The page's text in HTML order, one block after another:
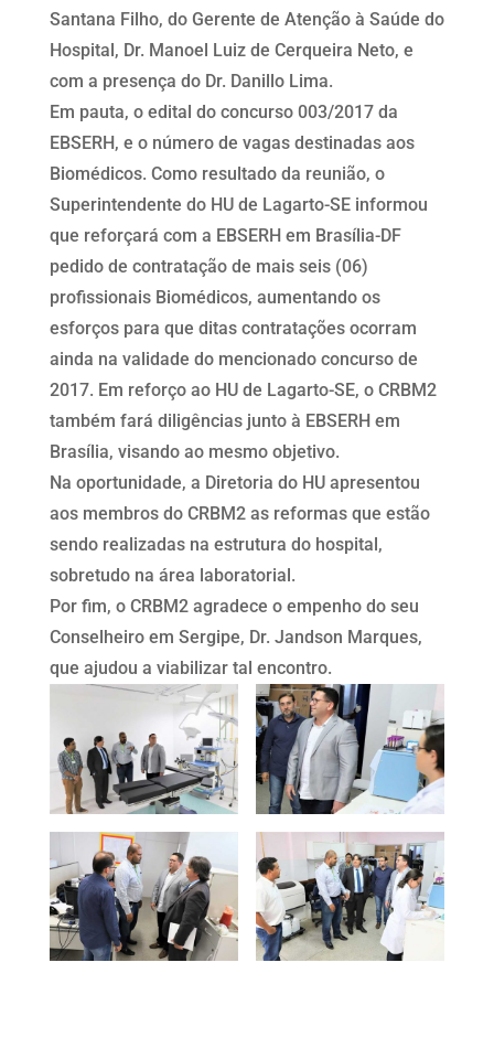
Santana Filho, do Gerente de Atenção à Saúde do
Hospital, Dr. Manoel Luiz de Cerqueira Neto, e
com a presença do Dr. Danillo Lima.
Em pauta, o edital do concurso 003/2017 da
EBSERH, e o número de vagas destinadas aos
Biomédicos. Como resultado da reunião, o
Superintendente do HU de Lagarto-SE informou
que reforçará com a EBSERH em Brasília-DF
pedido de contratação de mais seis (06)
profissionais Biomédicos, aumentando os
esforços para que ditas contratações ocorram
ainda na validade do mencionado concurso de
2017. Em reforço ao HU de Lagarto-SE, o CRBM2
também fará diligências junto à EBSERH em
Brasília, visando ao mesmo objetivo.
Na oportunidade, a Diretoria do HU apresentou
aos membros do CRBM2 as reformas que estão
sendo realizadas na estrutura do hospital,
sobretudo na área laboratorial.
Por fim, o CRBM2 agradece o empenho do seu
Conselheiro em Sergipe, Dr. Jandson Marques,
que ajudou a viabilizar tal encontro.